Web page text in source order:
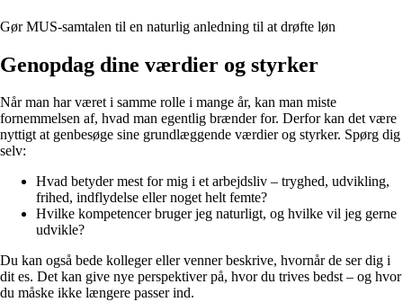
Gør MUS-samtalen til en naturlig anledning til at drøfte løn
Genopdag dine værdier og styrker
Når man har været i samme rolle i mange år, kan man miste
fornemmelsen af, hvad man egentlig brænder for. Derfor kan det være
nyttigt at genbesøge sine grundlæggende værdier og styrker. Spørg dig
selv:
Hvad betyder mest for mig i et arbejdsliv – tryghed, udvikling,
frihed, indflydelse eller noget helt femte?
Hvilke kompetencer bruger jeg naturligt, og hvilke vil jeg gerne
udvikle?
Du kan også bede kolleger eller venner beskrive, hvornår de ser dig i
dit es. Det kan give nye perspektiver på, hvor du trives bedst – og hvor
du måske ikke længere passer ind.